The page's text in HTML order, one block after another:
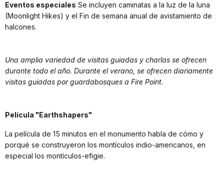
Eventos especiales Se incluyen caminatas a la luz de la luna
(Moonlight Hikes) y el Fin de semana anual de avistamiento de
halcones.
Una amplia variedad de visitas guiadas y charlas se ofrecen
durante todo el año. Durante el verano, se ofrecen diariamente
visitas guiadas por guardabosques a Fire Point.
Película "Earthshapers"
La película de 15 minutos en el monumento habla de cómo y
porqué se construyeron los montículos indio-americanos, en
especial los montículos-efigie.